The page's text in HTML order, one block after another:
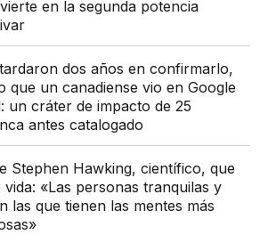
en la segunda potencia
dos años en confirmarlo,
que un canadiense vio en Google
un cráter de impacto de 25
antes catalogado
Stephen Hawking, científico, que
vida: «Las personas tranquilas y
las que tienen las mentes más